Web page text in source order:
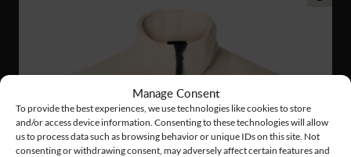
Manage Consent
To provide the best experiences, we use technologies like cookies to store
and/or access device information. Consenting to these technologies will allow
us to process data such as browsing behavior or unique IDs on this site. Not
consenting or withdrawing consent, may adversely affect certain features and